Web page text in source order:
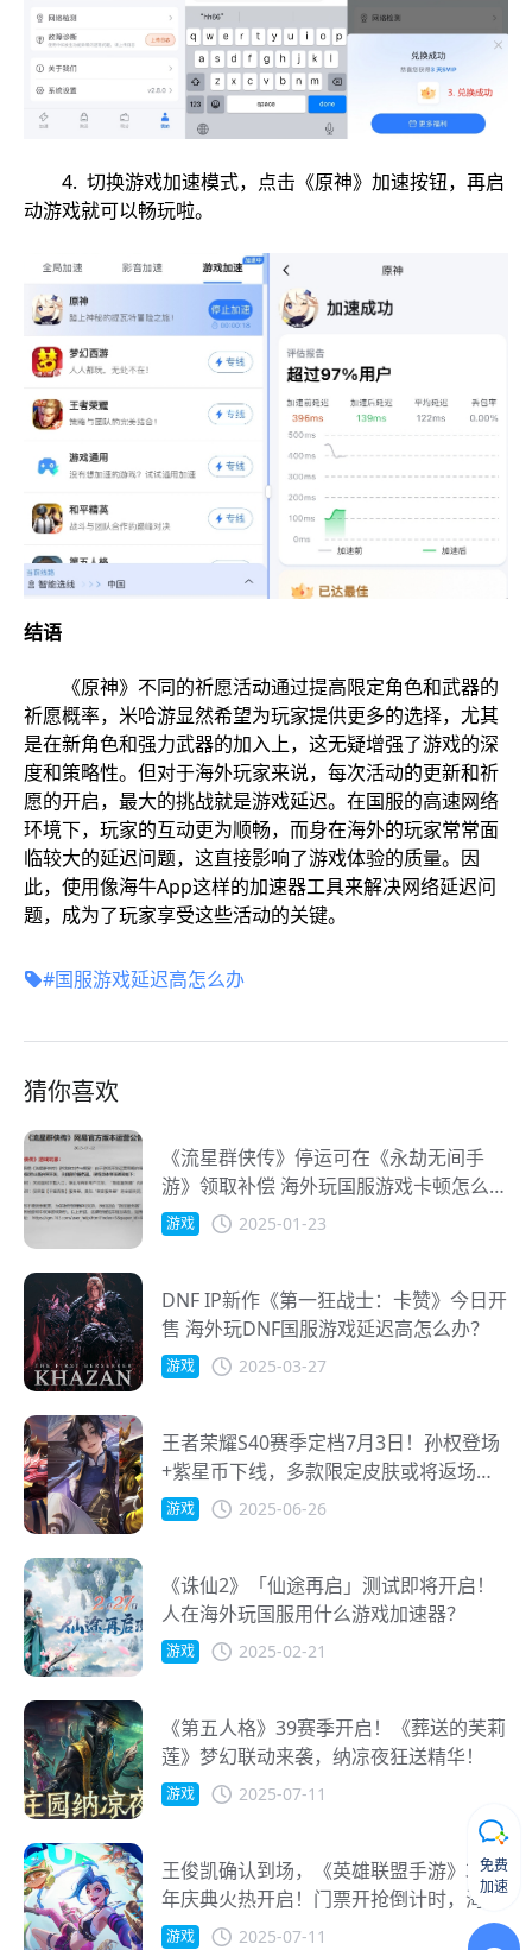
4. 切换游戏加速模式，点击《原神》加速按钮，再启
动游戏就可以畅玩啦。
结语
《原神》不同的祈愿活动通过提高限定角色和武器的
祈愿概率，米哈游显然希望为玩家提供更多的选择，尤其
是在新角色和强力武器的加入上，这无疑增强了游戏的深
度和策略性。但对于海外玩家来说，每次活动的更新和祈
愿的开启，最大的挑战就是游戏延迟。在国服的高速网络
环境下，玩家的互动更为顺畅，而身在海外的玩家常常面
临较大的延迟问题，这直接影响了游戏体验的质量。因
此，使用像海牛App这样的加速器工具来解决网络延迟问
题，成为了玩家享受这些活动的关键。
#国服游戏延迟高怎么办
猜你喜欢
《流星群侠传》停运可在《永劫无间手
游》领取补偿 海外玩国服游戏卡顿怎么
办？
游戏 2025-01-23
DNF IP新作《第一狂战士：卡赞》今日开
售 海外玩DNF国服游戏延迟高怎么办？
游戏 2025-03-27
王者荣耀S40赛季定档7月3日！孙权登场
+紫星币下线，多款限定皮肤或将返场，
海外玩家如何不卡畅玩？
游戏 2025-06-26
《诛仙2》「仙途再启」测试即将开启！
人在海外玩国服用什么游戏加速器？
游戏 2025-02-21
《第五人格》39赛季开启！《葬送的芙莉
莲》梦幻联动来袭，纳凉夜狂送精华！
游戏 2025-07-11
王俊凯确认到场，《英雄联盟手游》3周
年庆典火热开启！门票开抢倒计时，海外
玩家也能全程参与！
游戏 2025-07-11
免费
加速